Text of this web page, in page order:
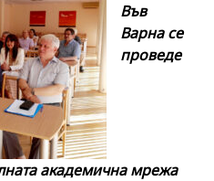
Във
Варна се
проведе
академична мрежа